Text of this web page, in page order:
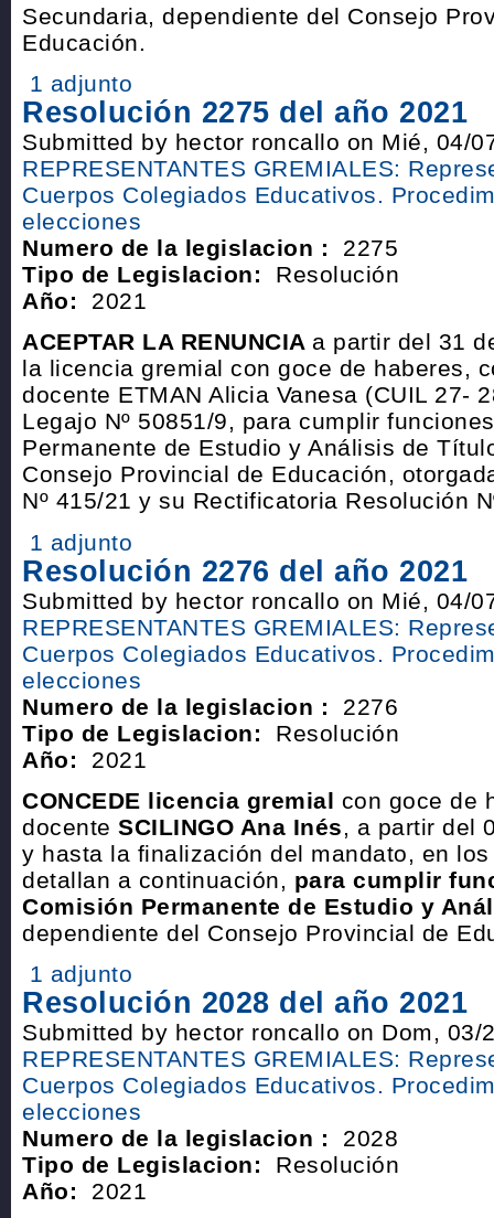
Secundaria, dependiente del Consejo
Educación.
1 adjunto
Resolución 2275 del año 2021
Submitted by hector roncallo on Mié, 04/
REPRESENTANTES GREMIALES:
Cuerpos Colegiados Educativos.
elecciones
Numero de la legislacion :
2275
Tipo de Legislacion:
Resolución
Año:
2021
ACEPTAR LA RENUNCIA a partir del 31
la licencia gremial con goce de haberes,
docente ETMAN Alicia Vanesa (CUIL 27-
Legajo Nº 50851/9, para cumplir
Permanente de Estudio y Análisis de
Consejo Provincial de Educación,
Nº 415/21 y su Rectificatoria Resolución
1 adjunto
Resolución 2276 del año 2021
Submitted by hector roncallo on Mié, 04/
REPRESENTANTES GREMIALES:
Cuerpos Colegiados Educativos.
elecciones
Numero de la legislacion :
2276
Tipo de Legislacion:
Resolución
Año:
2021
CONCEDE licencia gremial con goce de
docente SCILINGO Ana Inés, a partir del
y hasta la finalización del mandato, en
detallan a continuación, para cumplir
Comisión Permanente de Estudio y
dependiente del Consejo Provincial de
1 adjunto
Resolución 2028 del año 2021
Submitted by hector roncallo on Dom,
REPRESENTANTES GREMIALES:
Cuerpos Colegiados Educativos.
elecciones
Numero de la legislacion :
2028
Tipo de Legislacion:
Resolución
Año:
2021